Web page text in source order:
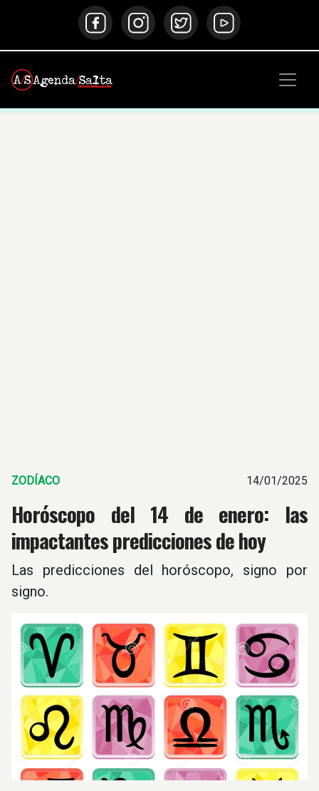
ZODÍACO 14/01/2025
Horóscopo del 14 de enero: las
impactantes predicciones de hoy
Las predicciones del horóscopo, signo por
signo.